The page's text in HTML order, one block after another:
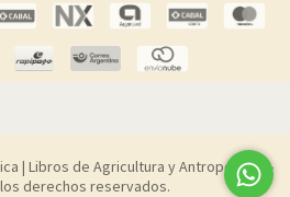
| Libros de Agricultura y Antroposofía -
los derechos reservados.